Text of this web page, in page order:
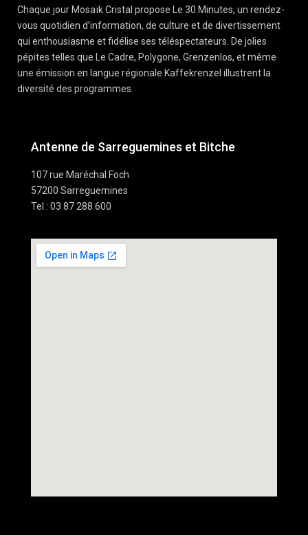
Chaque jour Mosaïk Cristal propose Le 30 Minutes, un rendez-
vous quotidien d’information, de culture et de divertissement
qui enthousiasme et fidélise ses téléspectateurs. De jolies
pépites telles que Le Cadre, Polygone, Grenzenlos, et même
une émission en langue régionale Kaffekrenzel illustrent la
diversité des programmes.
Antenne de Sarreguemines et Bitche
107 rue Maréchal Foch
57200 Sarreguemines
Tel : 03 87 288 600